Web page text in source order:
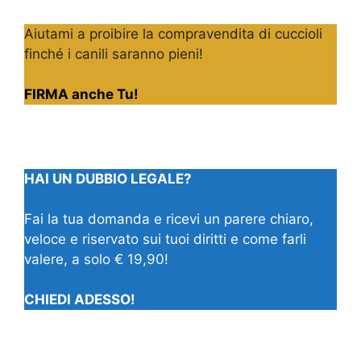
Aiutami a proibire la compravendita di cuccioli
finché i canili saranno pieni!
FIRMA anche Tu!
HAI UN DUBBIO LEGALE?
Fai la tua domanda e ricevi un parere chiaro,
veloce e riservato sui tuoi diritti e come farli
valere, a solo € 19,90!
CHIEDI ADESSO!